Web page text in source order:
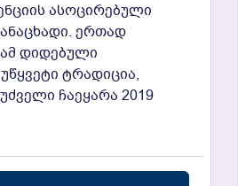
ასოცირებული
ერთად
დიდებული
ტრადიცია,
ჩაეყარა 2019